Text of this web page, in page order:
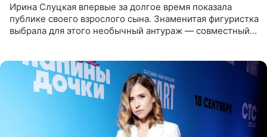
Ирина Слуцкая впервые за долгое время показала
публике своего взрослого сына. Знаменитая фигуристка
выбрала для этого необычный антураж — совместный